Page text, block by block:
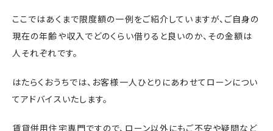
ここではあくまで限度額の一例をご紹介していますが、ご自身の
現在の年齢や収入でどのくらい借りると良いのか、その金額は
人それぞれです。
はたらくおうちでは、お客様一人ひとりにあわせてローンについ
てアドバイスいたします。
賃貸併用住宅専門ですので、ローン以外にもご不安や疑問など